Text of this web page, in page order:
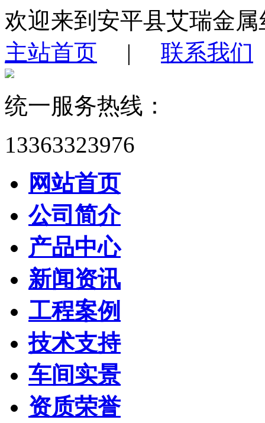
欢迎来到安平县艾瑞金
主站首页 | 联系我们
统一服务热线：
13363323976
网站首页
公司简介
产品中心
新闻资讯
工程案例
技术支持
车间实景
资质荣誉